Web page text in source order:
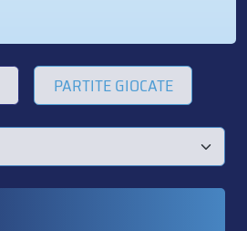
PARTITE GIOCATE